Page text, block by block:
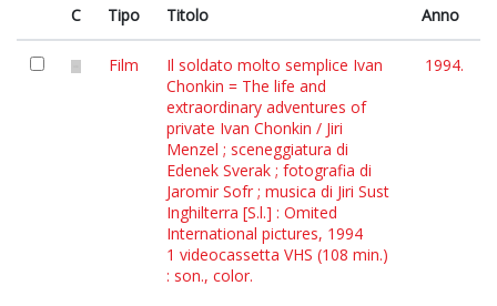
C Tipo Titolo Anno
Film
Il soldato molto semplice Ivan
Chonkin = The life and
extraordinary adventures of
private Ivan Chonkin / Jiri
Menzel ; sceneggiatura di
Edenek Sverak ; fotografia di
Jaromir Sofr ; musica di Jiri Sust
Inghilterra [S.l.] : Omited
International pictures, 1994
1 videocassetta VHS (108 min.)
: son., color.
1994.